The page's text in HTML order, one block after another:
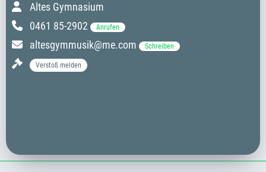
Altes Gymnasium
0461 85-2902
Anrufen
altesgymmusik@me.com Schreiben
Verstoß melden